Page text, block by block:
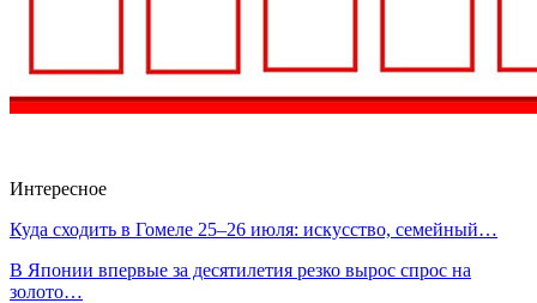
Интересное
Куда сходить в Гомеле 25–26 июля: искусство, семейный…
В Японии впервые за десятилетия резко вырос спрос на
золото…